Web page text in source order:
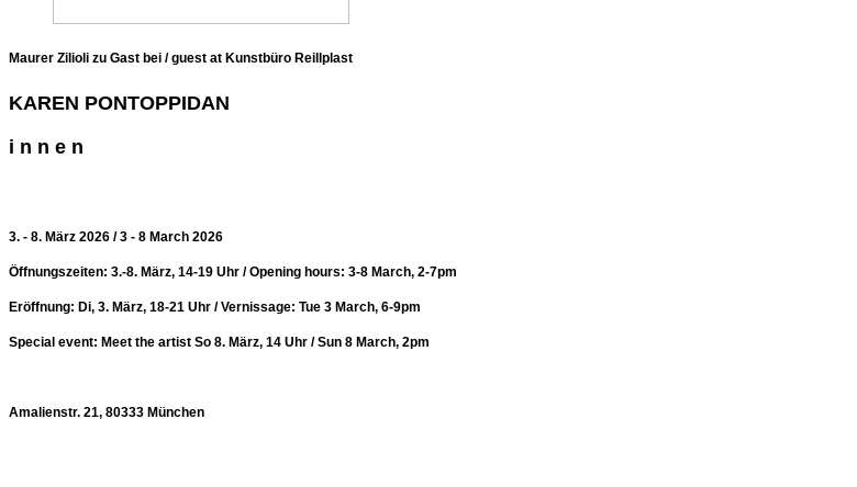
Maurer Zilioli zu Gast bei / guest at Kunstbüro Reillplast
KAREN PONTOPPIDAN
i n n e n
3. - 8. März 2026 / 3 - 8 March 2026
Öffnungszeiten: 3.-8. März, 14-19 Uhr / Opening hours: 3-8 March, 2-7pm
Eröffnung: Di, 3. März, 18-21 Uhr / Vernissage: Tue 3 March, 6-9pm
Special event: Meet the artist So 8. März, 14 Uhr / Sun 8 March, 2pm
Amalienstr. 21, 80333 München